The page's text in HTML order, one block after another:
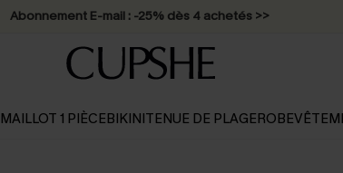
Abonnement E-mail : -25% dès 4 achetés >>
MAILLOT 1 PIÈCEBIKINITENUE DE PLAGEROBE